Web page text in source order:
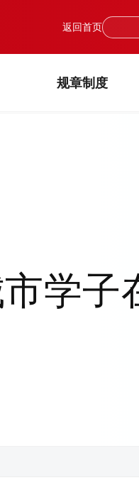
返回首页
规章制度
学子